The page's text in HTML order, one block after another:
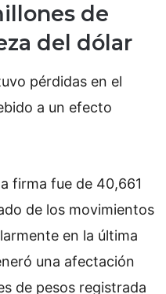
de
del dólar
pérdidas en el
a un efecto
firma fue de 40,661
de los movimientos
en la última
una afectación
de pesos registrada